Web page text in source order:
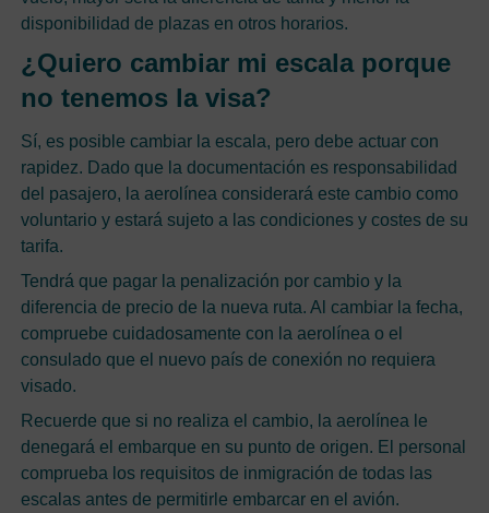
disponibilidad de plazas en otros horarios.
¿Quiero cambiar mi escala porque
no tenemos la visa?
Sí, es posible cambiar la escala, pero debe actuar con
rapidez. Dado que la documentación es responsabilidad
del pasajero, la aerolínea considerará este cambio como
voluntario y estará sujeto a las condiciones y costes de su
tarifa.
Tendrá que pagar la penalización por cambio y la
diferencia de precio de la nueva ruta. Al cambiar la fecha,
compruebe cuidadosamente con la aerolínea o el
consulado que el nuevo país de conexión no requiera
visado.
Recuerde que si no realiza el cambio, la aerolínea le
denegará el embarque en su punto de origen. El personal
comprueba los requisitos de inmigración de todas las
escalas antes de permitirle embarcar en el avión.